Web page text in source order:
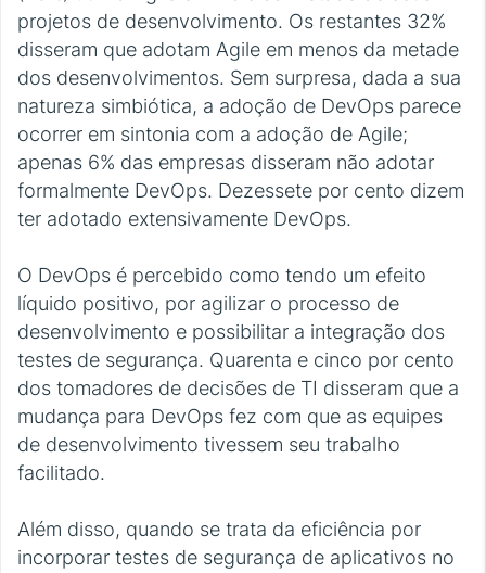
projetos de desenvolvimento. Os restantes 32%
disseram que adotam Agile em menos da metade
dos desenvolvimentos. Sem surpresa, dada a sua
natureza simbiótica, a adoção de DevOps parece
ocorrer em sintonia com a adoção de Agile;
apenas 6% das empresas disseram não adotar
formalmente DevOps. Dezessete por cento dizem
ter adotado extensivamente DevOps.
O DevOps é percebido como tendo um efeito
líquido positivo, por agilizar o processo de
desenvolvimento e possibilitar a integração dos
testes de segurança. Quarenta e cinco por cento
dos tomadores de decisões de TI disseram que a
mudança para DevOps fez com que as equipes
de desenvolvimento tivessem seu trabalho
facilitado.
Além disso, quando se trata da eficiência por
incorporar testes de segurança de aplicativos no